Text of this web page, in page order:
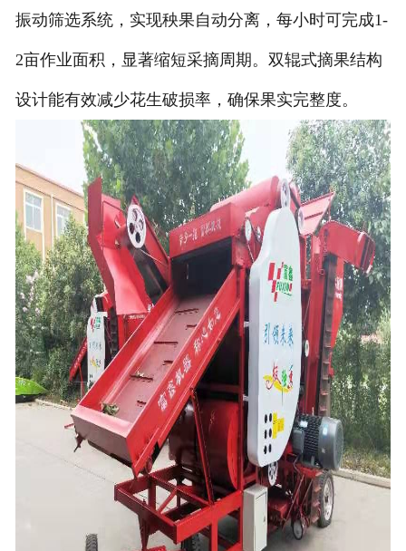
振动筛选系统，实现秧果自动分离，每小时可完成1-
2亩作业面积，显著缩短采摘周期。双辊式摘果结构
设计能有效减少花生破损率，确保果实完整度。